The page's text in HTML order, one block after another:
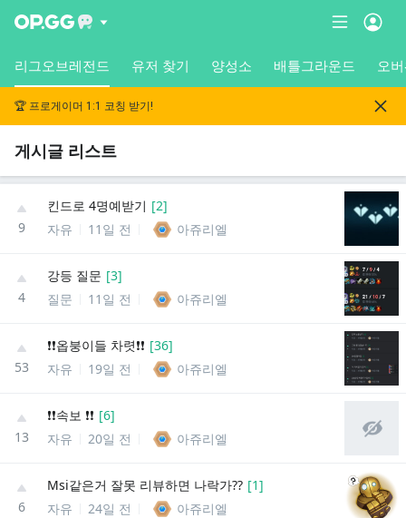
리그오브레전드 유저 찾기 양성소 배틀그라운드 오
🏆 프로게이머 1:1 코칭 받기!
게시글 리스트
9
킨드로 4명예받기 [2]
자유
11일 전 아쥬리엘
4
강등 질문 [3]
질문
11일 전 아쥬리엘
53
❗️❗️옵붕이들 차렷❗️❗️ [36]
자유
19일 전 아쥬리엘
13
❗️❗️속보 ❗️❗️ [6]
자유
20일 전 아쥬리엘
6
Msi같은거 잘못 리뷰하면 나락가?? [1]
자유
24일 전 아쥬리엘